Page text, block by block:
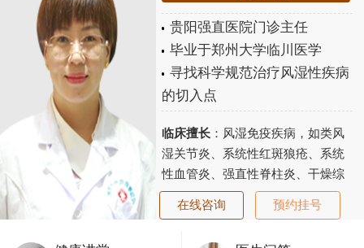
贵阳强直医院门诊主任
毕业于郑州大学临川医学
寻找科学规范治疗风湿性疾病
的切入点
临床擅长：风湿免疫疾病，如类风
湿关节炎、系统性红斑狼疮、系统
性血管炎、强直性脊柱炎、干燥综
合征、老年性骨关节炎、骨质疏松
等...【详细】
在线咨询 预约挂号